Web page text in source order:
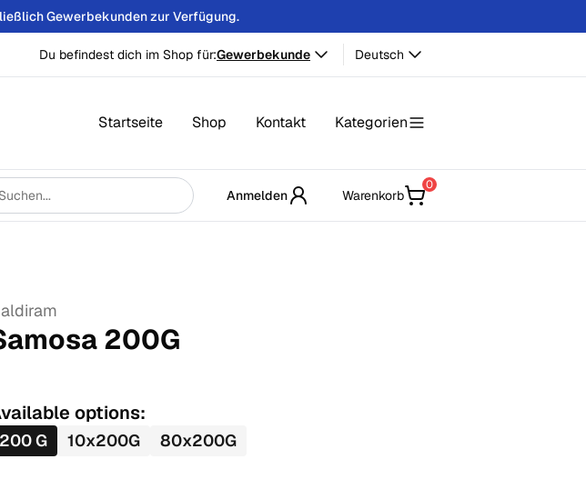
Gewerbekunden zur Verfügung.
Du befindest dich im Shop für:Gewerbekunde Deutsch
Startseite Shop Kontakt Kategorien
Anmelden Warenkorb
0
200G
options:
200G 10x200G 80x200G